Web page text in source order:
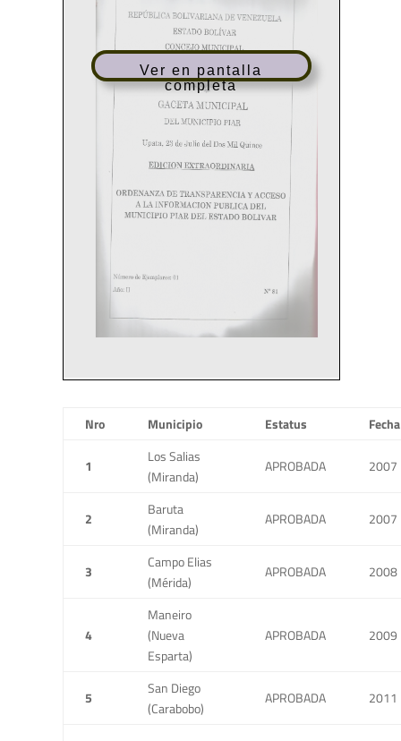
Ver en pantalla
completa
Nro Municipio Estatus Fecha
1
Los Salias
(Miranda)
APROBADA 2007
2
Baruta
(Miranda)
APROBADA 2007
3
Campo Elias
(Mérida)
APROBADA 2008
4
Maneiro
(Nueva
Esparta)
APROBADA 2009
5
San Diego
(Carabobo)
APROBADA 2011